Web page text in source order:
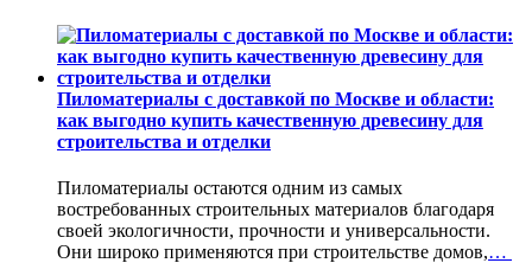
Пиломатериалы с доставкой по Москве и области:
как выгодно купить качественную древесину для
строительства и отделки
Пиломатериалы остаются одним из самых
востребованных строительных материалов благодаря
своей экологичности, прочности и универсальности.
Они широко применяются при строительстве домов,…